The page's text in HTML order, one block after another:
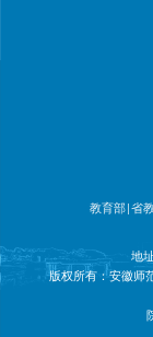
教育部|省
地
版权所有：安徽师